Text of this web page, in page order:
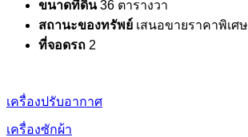
ขนาดที่ดิน 36 ตารางวา
สถานะของทรัพย์ เสนอขายราคาพิเศษ
ที่จอดรถ 2
เครื่องปรับอากาศ
เครื่องซักผ้า